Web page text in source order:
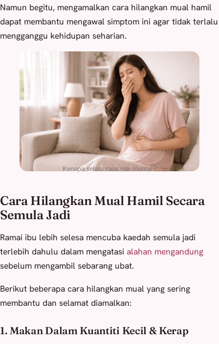
Namun begitu, mengamalkan cara hilangkan mual hamil
dapat membantu mengawal simptom ini agar tidak terlalu
mengganggu kehidupan seharian.
Kenapa selalu rasa nak muntah?
Cara Hilangkan Mual Hamil Secara
Semula Jadi
Ramai ibu lebih selesa mencuba kaedah semula jadi
terlebih dahulu dalam mengatasi alahan mengandung
sebelum mengambil sebarang ubat.
Berikut beberapa cara hilangkan mual yang sering
membantu dan selamat diamalkan:
1. Makan Dalam Kuantiti Kecil & Kerap